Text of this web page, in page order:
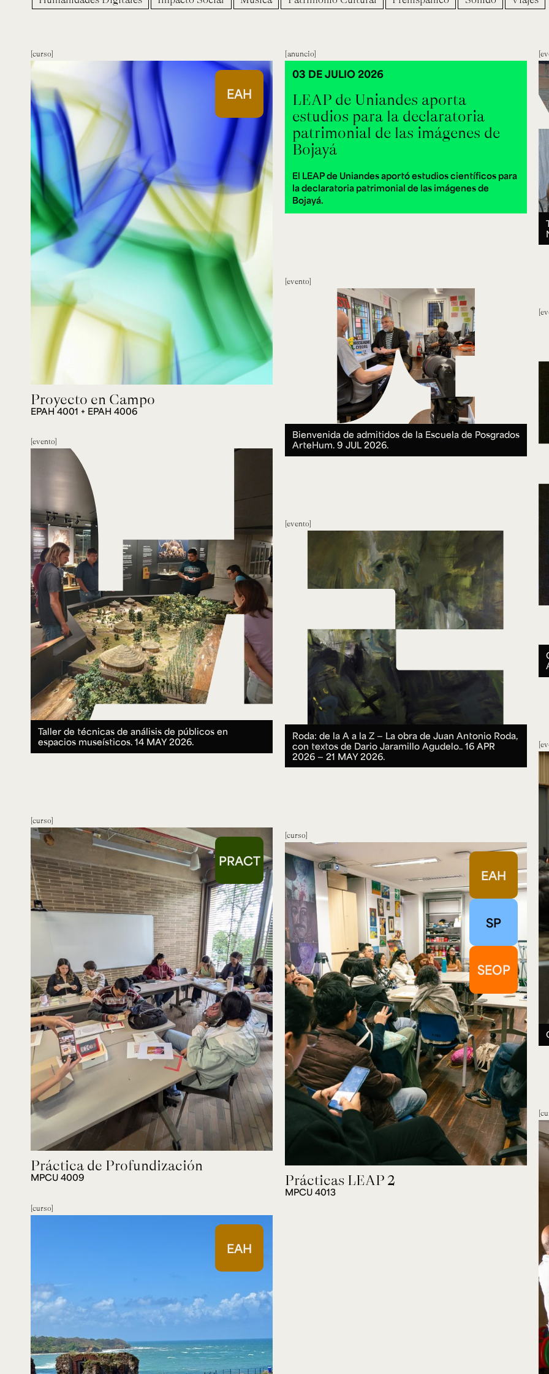
curso
EAH
Proyecto en Campo
EPAH 4001 + EPAH 4006
anuncio
LEAP de Uniandes aporta
estudios para la declaratoria
patrimonial de las imágenes de
Bojayá
El LEAP de Uniandes aportó estudios científicos para
la declaratoria patrimonial de las imágenes de
Bojayá.
03 DE JULIO 2026
evento
Bienvenida de admitidos de la Escuela de Posgrados
ArteHum. 9 JUL 2026.
evento
Taller de técnicas de análisis de públicos en
espacios museísticos. 14 MAY 2026.
evento
Roda: de la A a la Z ― La obra de Juan Antonio Roda,
con textos de Dario Jaramillo Agudelo.. 16 APR
2026 ― 21 MAY 2026.
curso
PRACT
Práctica de Profundización
MPCU 4009
curso
EAH
SP
SEOP
Prácticas LEAP 2
MPCU 4013
curso
EAH